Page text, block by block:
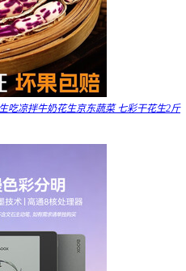
吃凉拌牛奶花生京东蔬菜 七彩干花生2斤